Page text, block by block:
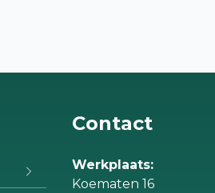
Contact
Werkplaats:
Koematen 16